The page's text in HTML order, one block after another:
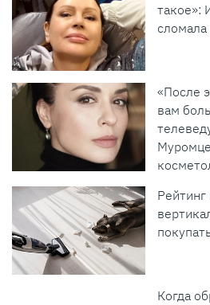
такое»:
сломала
«После
вам
Рейтинг
Когда